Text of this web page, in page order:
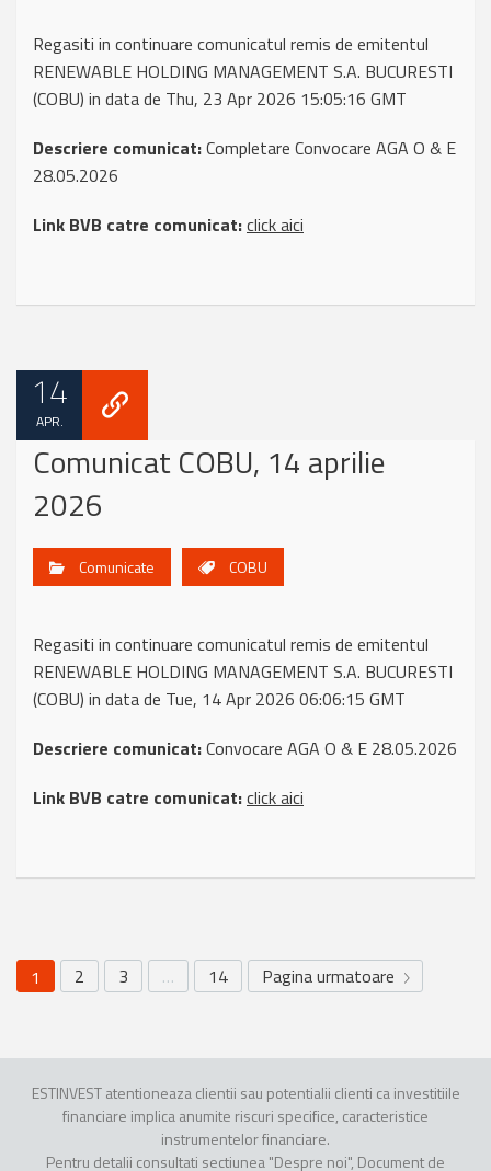
Regasiti in continuare comunicatul remis de emitentul
RENEWABLE HOLDING MANAGEMENT S.A. BUCURESTI
(COBU) in data de Thu, 23 Apr 2026 15:05:16 GMT
Descriere comunicat:Completare Convocare AGA O & E
28.05.2026
Link BVB catre comunicat:click aici
14
APR.
Comunicat COBU, 14 aprilie
2026
Comunicate COBU
Regasiti in continuare comunicatul remis de emitentul
RENEWABLE HOLDING MANAGEMENT S.A. BUCURESTI
(COBU) in data de Tue, 14 Apr 2026 06:06:15 GMT
Descriere comunicat:Convocare AGA O & E 28.05.2026
Link BVB catre comunicat:click aici
1 2 3 … 14 Pagina urmatoare
ESTINVEST atentioneaza clientii sau potentialii clienti ca investitiile
financiare implica anumite riscuri specifice, caracteristice
instrumentelor financiare.
Pentru detalii consultati sectiunea "Despre noi", Document de